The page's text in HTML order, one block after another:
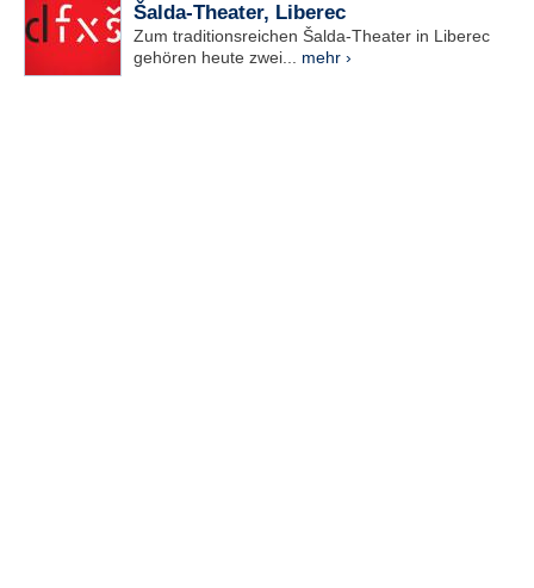
Šalda-Theater, Liberec
Zum traditionsreichen Šalda-Theater in Liberec
gehören heute zwei... mehr ›